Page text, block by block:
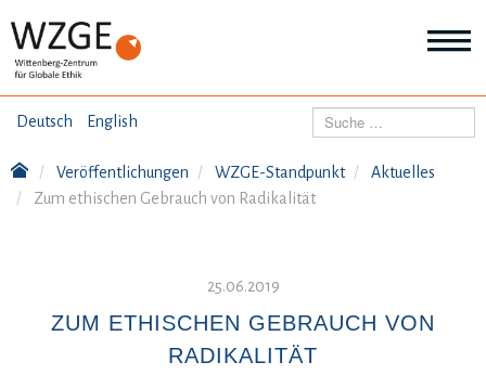
Deutsch English THEMEN
ANGEBOTE
Suchen
Veröffentlichungen WZGE-Standpunkt
Aktuelles
Zum ethischen Gebrauch von Radikalität
25.06.2019
ZUM ETHISCHEN GEBRAUCH VON
RADIKALITÄT